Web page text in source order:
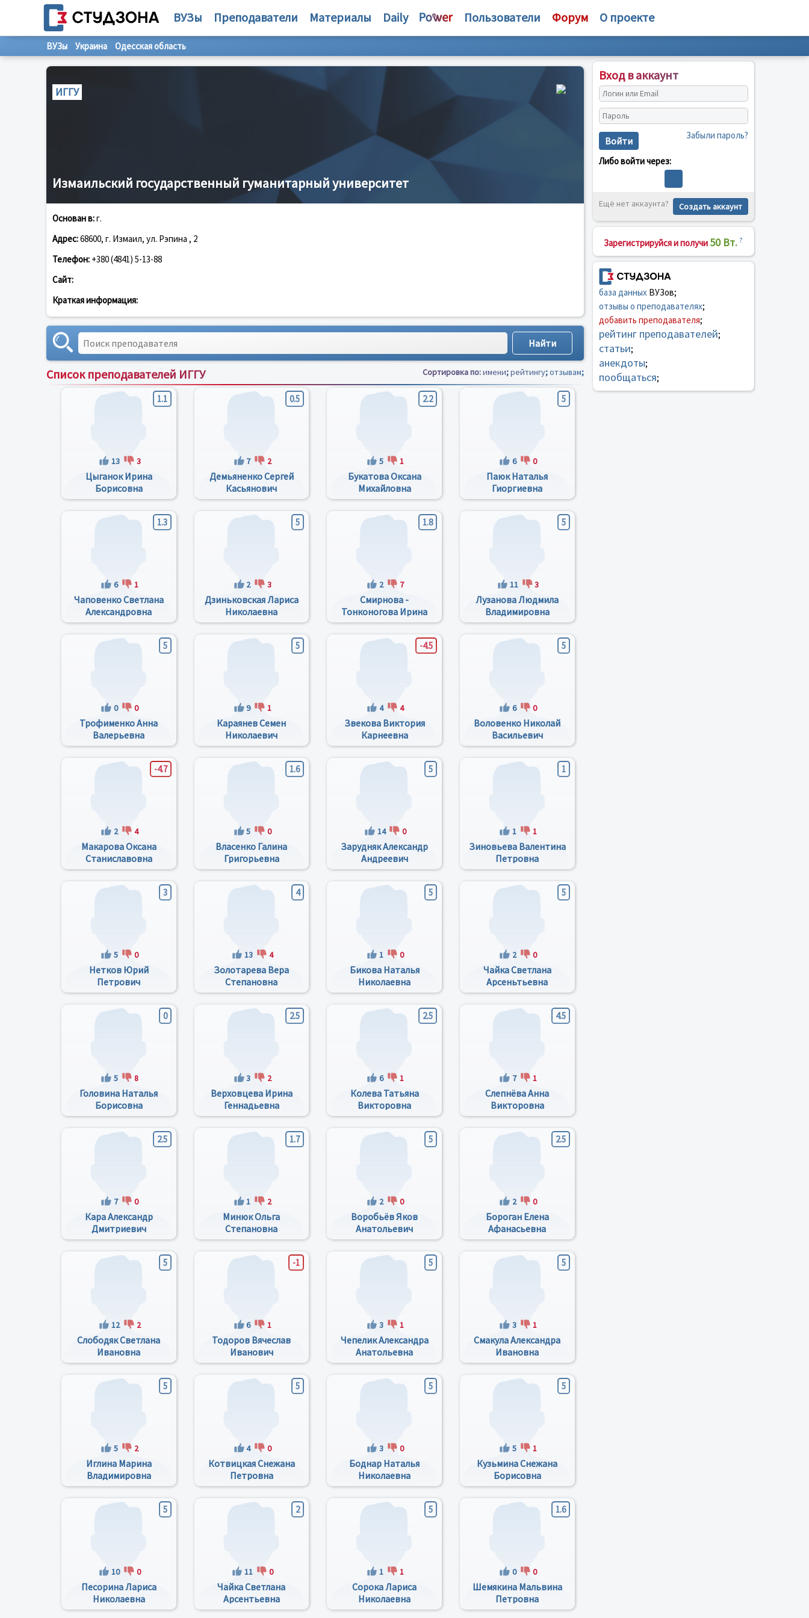
ВУЗы Преподаватели Материалы Daily Пользователи Форум О проекте
ВУЗы Украина Одесская область
ИГГУ
Измаильский государственный гуманитарный университет
Основан в:г.
Адрес:68600, г. Измаил, ул. Рэпина , 2
Телефон: +380 (4841) 5-13-88
Сайт:
Краткая информация:
Список преподавателей ИГГУ Сортировка по:имени;рейтингу;отзывам;
1.1
13 3
Цыганок Ирина
Борисовна
0.5
7 2
Демьяненко Сергей
Касьянович
2.2
5 1
Букатова Оксана
Михайловна
5
6 0
Паюк Наталья
Гиоргиевна
1.3
6 1
Чаповенко Светлана
Александровна
5
2 3
Дзиньковская Лариса
Николаевна
1.8
2 7
Смирнова -
Тонконогова Ирина
Михайловна
5
11 3
Лузанова Людмила
Владимировна
5
0 0
Трофименко Анна
Валерьевна
5
9 1
Караянев Семен
Николаевич
-4.5
4 4
Звекова Виктория
Карнеевна
5
6 0
Воловенко Николай
Васильевич
-4.7
2 4
Макарова Оксана
Станиславовна
1.6
5 0
Власенко Галина
Григорьевна
5
14 0
Зарудняк Александр
Андреевич
1
1 1
Зиновьева Валентина
Петровна
3
5 0
Нетков Юрий
Петрович
4
13 4
Золотарева Вера
Степановна
5
1 0
Бикова Наталья
Николаевна
5
2 0
Чайка Светлана
Арсеньтьевна
0
5 8
Головина Наталья
Борисовна
2.5
3 2
Верховцева Ирина
Геннадьевна
2.5
6 1
Колева Татьяна
Викторовна
4.5
7 1
Слепнёва Анна
Викторовна
2.5
7 0
Кара Александр
Дмитриевич
1.7
1 2
Минюк Ольга
Степановна
5
2 0
Воробьёв Яков
Анатольевич
2.5
2 0
Бороган Елена
Афанасьевна
5
12 2
Слободяк Светлана
Ивановна
-1
6 1
Тодоров Вячеслав
Иванович
5
3 1
Чепелик Александра
Анатольевна
5
3 1
Смакула Александра
Ивановна
5
5 2
Иглина Марина
Владимировна
5
4 0
Котвицкая Снежана
Петровна
5
3 0
Боднар Наталья
Николаевна
5
5 1
Кузьмина Снежана
Борисовна
5
10 0
Песорина Лариса
Николаевна
2
11 0
Чайка Светлана
Арсентьевна
5
1 1
Сорока Лариса
Николаевна
1.6
0 0
Шемякина Мальвина
Петровна
Вход в аккаунт
Войти Забыли пароль?
Либо войти через:
Ещё нет аккаунта? Создать аккаунт
Зарегистрируйся и получи 50 Вт. ?
база данныхВУЗов;
отзывы о преподавателях;
добавить преподавателя;
рейтинг преподавателей;
статьи;
анекдоты;
пообщаться;